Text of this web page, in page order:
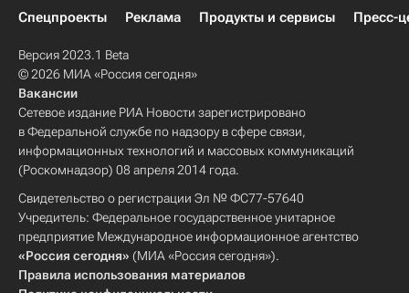
Спецпроекты
Реклама Продукты и сервисы Пресс-
Версия 2023.1 Beta
© 2026 МИА «Россия сегодня»
Вакансии
Сетевое издание РИА Новости зарегистрировано
в Федеральной службе по надзору в сфере связи,
информационных технологий и массовых коммуникаций
(Роскомнадзор) 08 апреля 2014 года.
Свидетельство о регистрации Эл № ФС77-57640
Учредитель: Федеральное государственное унитарное
предприятие Международное информационное агентство
«Россия сегодня» (МИА «Россия сегодня»).
Правила использования материалов